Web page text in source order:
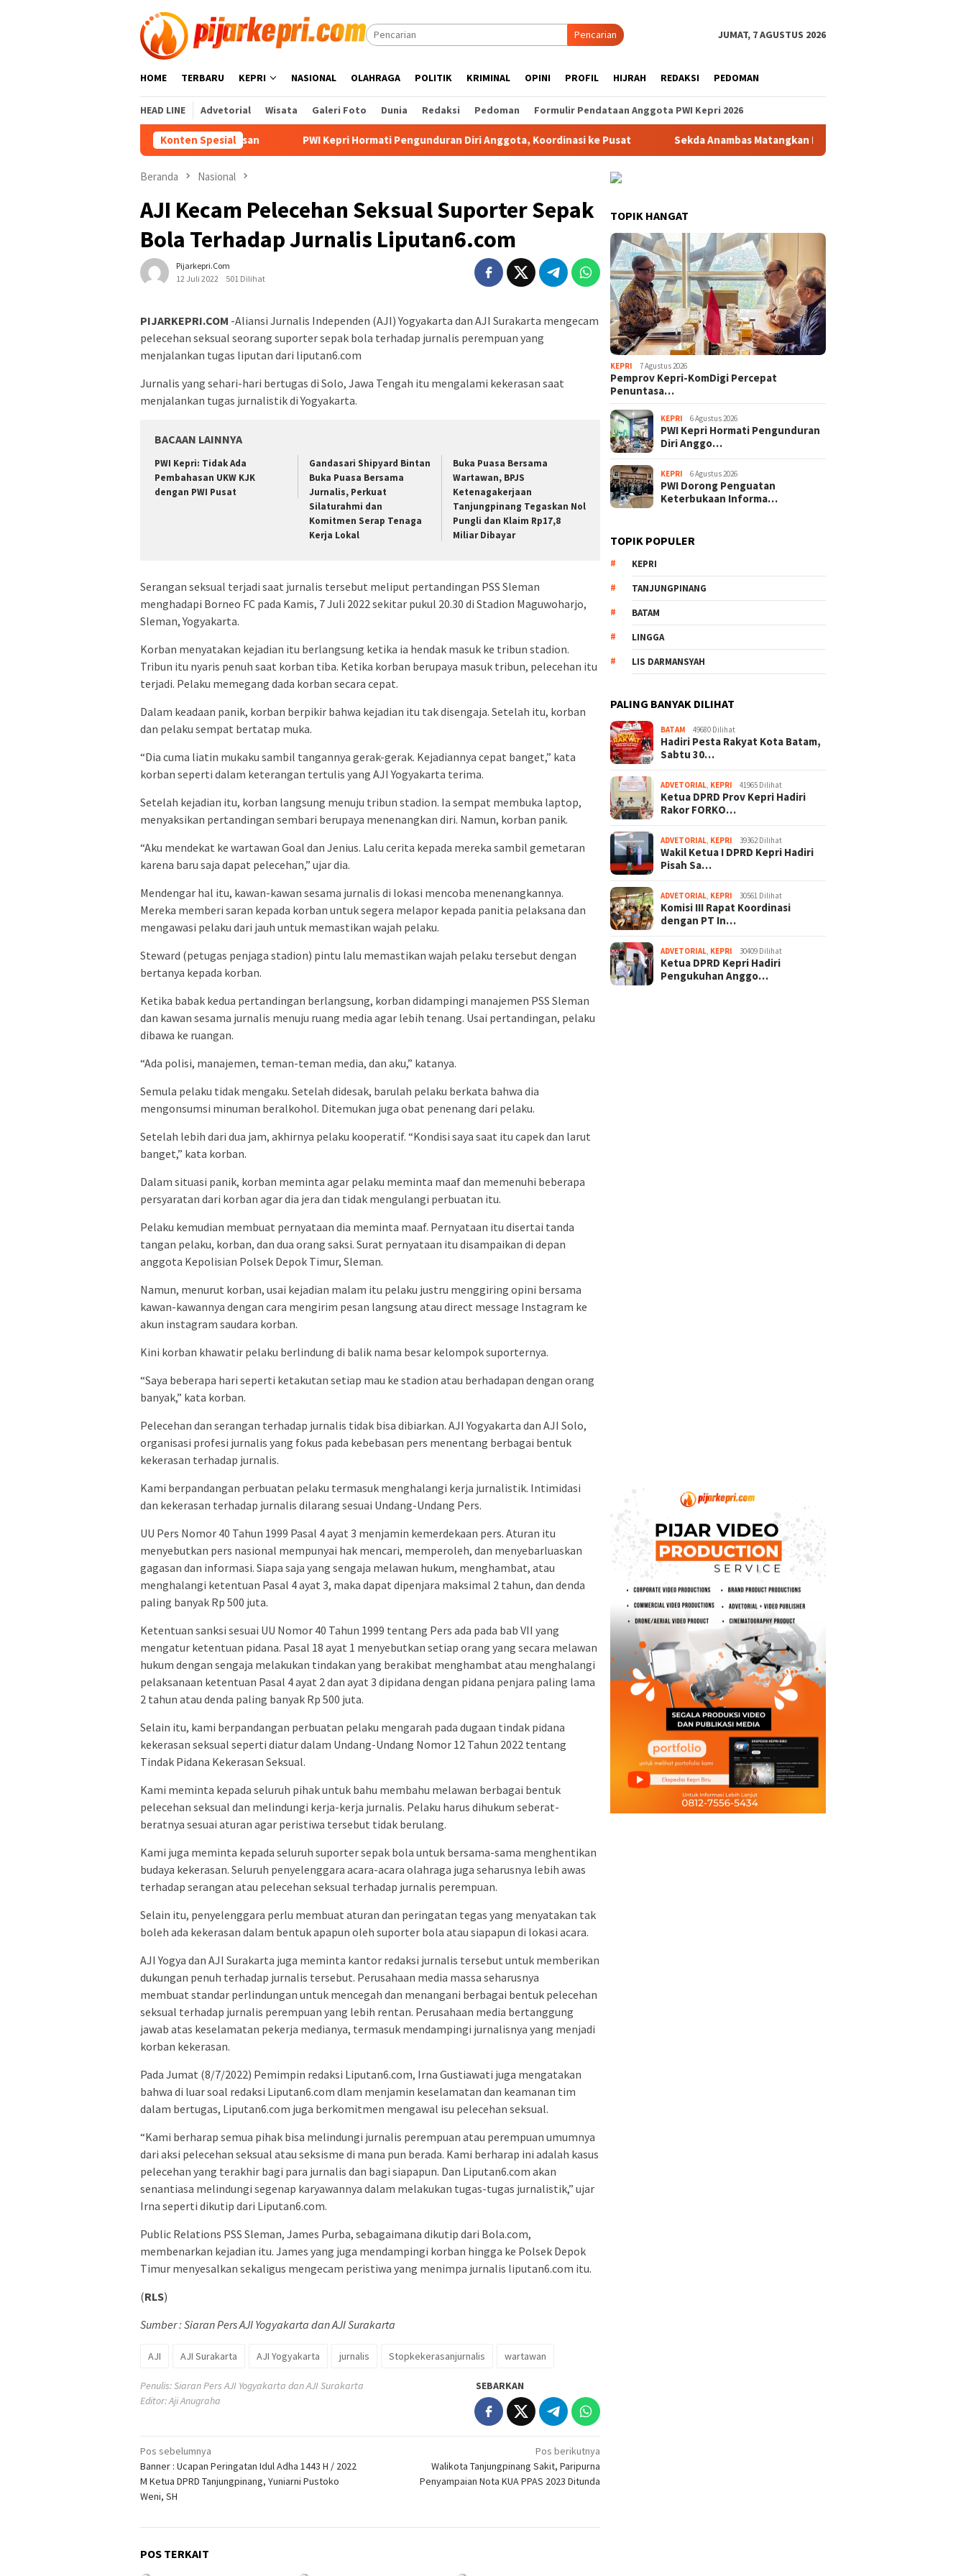
Pencarian JUMAT, 7 AGUSTUS 2026
HOME TERBARU KEPRI NASIONAL OLAHRAGA POLITIK KRIMINAL OPINI PROFIL HIJRAH REDAKSI PEDOMAN
HEAD LINE Advetorial Wisata Galeri Foto Dunia Redaksi Pedoman Formulir Pendataan Anggota PWI Kepri 2026
Konten Spesial
Blank Spot di Perbatasan PWI Kepri Hormati Pengunduran Diri Anggota, Koordinasi ke Pusat Sekda Anambas Matangkan Persiapan HUT ke-81 RI, Formasi Podium Upacara
Beranda Nasional
AJI Kecam Pelecehan Seksual Suporter Sepak
Bola Terhadap Jurnalis Liputan6.com
Pijarkepri.com
12 Juli 2022
501 Dilihat
PIJARKEPRI.COM -Aliansi Jurnalis Independen (AJI) Yogyakarta dan AJI Surakarta mengecam
pelecehan seksual seorang suporter sepak bola terhadap jurnalis perempuan yang
menjalankan tugas liputan dari liputan6.com
Jurnalis yang sehari-hari bertugas di Solo, Jawa Tengah itu mengalami kekerasan saat
menjalankan tugas jurnalistik di Yogyakarta.
BACAAN LAINNYA
PWI Kepri: Tidak Ada
Pembahasan UKW KJK
dengan PWI Pusat
Gandasari Shipyard Bintan
Buka Puasa Bersama
Jurnalis, Perkuat
Silaturahmi dan
Komitmen Serap Tenaga
Kerja Lokal
Buka Puasa Bersama
Wartawan, BPJS
Ketenagakerjaan
Tanjungpinang Tegaskan Nol
Pungli dan Klaim Rp17,8
Miliar Dibayar
Serangan seksual terjadi saat jurnalis tersebut meliput pertandingan PSS Sleman
menghadapi Borneo FC pada Kamis, 7 Juli 2022 sekitar pukul 20.30 di Stadion Maguwoharjo,
Sleman, Yogyakarta.
Korban menyatakan kejadian itu berlangsung ketika ia hendak masuk ke tribun stadion.
Tribun itu nyaris penuh saat korban tiba. Ketika korban berupaya masuk tribun, pelecehan itu
terjadi. Pelaku memegang dada korban secara cepat.
Dalam keadaan panik, korban berpikir bahwa kejadian itu tak disengaja. Setelah itu, korban
dan pelaku sempat bertatap muka.
“Dia cuma liatin mukaku sambil tangannya gerak-gerak. Kejadiannya cepat banget,” kata
korban seperti dalam keterangan tertulis yang AJI Yogyakarta terima.
Setelah kejadian itu, korban langsung menuju tribun stadion. Ia sempat membuka laptop,
menyaksikan pertandingan sembari berupaya menenangkan diri. Namun, korban panik.
“Aku mendekat ke wartawan Goal dan Jenius. Lalu cerita kepada mereka sambil gemetaran
karena baru saja dapat pelecehan,” ujar dia.
Mendengar hal itu, kawan-kawan sesama jurnalis di lokasi mencoba menenangkannya.
Mereka memberi saran kepada korban untuk segera melapor kepada panitia pelaksana dan
mengawasi pelaku dari jauh untuk memastikan wajah pelaku.
Steward (petugas penjaga stadion) pintu lalu memastikan wajah pelaku tersebut dengan
bertanya kepada korban.
Ketika babak kedua pertandingan berlangsung, korban didampingi manajemen PSS Sleman
dan kawan sesama jurnalis menuju ruang media agar lebih tenang. Usai pertandingan, pelaku
dibawa ke ruangan.
“Ada polisi, manajemen, teman-teman media, dan aku,” katanya.
Semula pelaku tidak mengaku. Setelah didesak, barulah pelaku berkata bahwa dia
mengonsumsi minuman beralkohol. Ditemukan juga obat penenang dari pelaku.
Setelah lebih dari dua jam, akhirnya pelaku kooperatif. “Kondisi saya saat itu capek dan larut
banget,” kata korban.
Dalam situasi panik, korban meminta agar pelaku meminta maaf dan memenuhi beberapa
persyaratan dari korban agar dia jera dan tidak mengulangi perbuatan itu.
Pelaku kemudian membuat pernyataan dia meminta maaf. Pernyataan itu disertai tanda
tangan pelaku, korban, dan dua orang saksi. Surat pernyataan itu disampaikan di depan
anggota Kepolisian Polsek Depok Timur, Sleman.
Namun, menurut korban, usai kejadian malam itu pelaku justru menggiring opini bersama
kawan-kawannya dengan cara mengirim pesan langsung atau direct message Instagram ke
akun instagram saudara korban.
Kini korban khawatir pelaku berlindung di balik nama besar kelompok suporternya.
“Saya beberapa hari seperti ketakutan setiap mau ke stadion atau berhadapan dengan orang
banyak,” kata korban.
Pelecehan dan serangan terhadap jurnalis tidak bisa dibiarkan. AJI Yogyakarta dan AJI Solo,
organisasi profesi jurnalis yang fokus pada kebebasan pers menentang berbagai bentuk
kekerasan terhadap jurnalis.
Kami berpandangan perbuatan pelaku termasuk menghalangi kerja jurnalistik. Intimidasi
dan kekerasan terhadap jurnalis dilarang sesuai Undang-Undang Pers.
UU Pers Nomor 40 Tahun 1999 Pasal 4 ayat 3 menjamin kemerdekaan pers. Aturan itu
menyebutkan pers nasional mempunyai hak mencari, memperoleh, dan menyebarluaskan
gagasan dan informasi. Siapa saja yang sengaja melawan hukum, menghambat, atau
menghalangi ketentuan Pasal 4 ayat 3, maka dapat dipenjara maksimal 2 tahun, dan denda
paling banyak Rp 500 juta.
Ketentuan sanksi sesuai UU Nomor 40 Tahun 1999 tentang Pers ada pada bab VII yang
mengatur ketentuan pidana. Pasal 18 ayat 1 menyebutkan setiap orang yang secara melawan
hukum dengan sengaja melakukan tindakan yang berakibat menghambat atau menghalangi
pelaksanaan ketentuan Pasal 4 ayat 2 dan ayat 3 dipidana dengan pidana penjara paling lama
2 tahun atau denda paling banyak Rp 500 juta.
Selain itu, kami berpandangan perbuatan pelaku mengarah pada dugaan tindak pidana
kekerasan seksual seperti diatur dalam Undang-Undang Nomor 12 Tahun 2022 tentang
Tindak Pidana Kekerasan Seksual.
Kami meminta kepada seluruh pihak untuk bahu membahu melawan berbagai bentuk
pelecehan seksual dan melindungi kerja-kerja jurnalis. Pelaku harus dihukum seberat-
beratnya sesuai aturan agar peristiwa tersebut tidak berulang.
Kami juga meminta kepada seluruh suporter sepak bola untuk bersama-sama menghentikan
budaya kekerasan. Seluruh penyelenggara acara-acara olahraga juga seharusnya lebih awas
terhadap serangan atau pelecehan seksual terhadap jurnalis perempuan.
Selain itu, penyelenggara perlu membuat aturan dan peringatan tegas yang menyatakan tak
boleh ada kekerasan dalam bentuk apapun oleh suporter bola atau siapapun di lokasi acara.
AJI Yogya dan AJI Surakarta juga meminta kantor redaksi jurnalis tersebut untuk memberikan
dukungan penuh terhadap jurnalis tersebut. Perusahaan media massa seharusnya
membuat standar perlindungan untuk mencegah dan menangani berbagai bentuk pelecehan
seksual terhadap jurnalis perempuan yang lebih rentan. Perusahaan media bertanggung
jawab atas keselamatan pekerja medianya, termasuk mendampingi jurnalisnya yang menjadi
korban kekerasan.
Pada Jumat (8/7/2022) Pemimpin redaksi Liputan6.com, Irna Gustiawati juga mengatakan
bahwa di luar soal redaksi Liputan6.com dlam menjamin keselamatan dan keamanan tim
dalam bertugas, Liputan6.com juga berkomitmen mengawal isu pelecehan seksual.
“Kami berharap semua pihak bisa melindungi jurnalis perempuan atau perempuan umumnya
dari aksi pelecehan seksual atau seksisme di mana pun berada. Kami berharap ini adalah kasus
pelecehan yang terakhir bagi para jurnalis dan bagi siapapun. Dan Liputan6.com akan
senantiasa melindungi segenap karyawannya dalam melakukan tugas-tugas jurnalistik,” ujar
Irna seperti dikutip dari Liputan6.com.
Public Relations PSS Sleman, James Purba, sebagaimana dikutip dari Bola.com,
membenarkan kejadian itu. James yang juga mendampingi korban hingga ke Polsek Depok
Timur menyesalkan sekaligus mengecam peristiwa yang menimpa jurnalis liputan6.com itu.
(RLS)
Sumber : Siaran Pers AJI Yogyakarta dan AJI Surakarta
AJI AJI Surakarta AJI Yogyakarta jurnalis Stopkekerasanjurnalis wartawan
Penulis: Siaran Pers AJI Yogyakarta dan AJI Surakarta
Editor: Aji Anugraha
SEBARKAN
Navigasi
pos
Pos sebelumnya
Banner : Ucapan Peringatan Idul Adha 1443 H / 2022
M Ketua DPRD Tanjungpinang, Yuniarni Pustoko
Weni, SH
Pos berikutnya
Walikota Tanjungpinang Sakit, Paripurna
Penyampaian Nota KUA PPAS 2023 Ditunda
POS TERKAIT
TOPIK HANGAT
KEPRI 7 Agustus 2026
Pemprov Kepri-KomDigi Percepat
Penuntasa…
KEPRI 6 Agustus 2026
PWI Kepri Hormati Pengunduran
Diri Anggo…
KEPRI 6 Agustus 2026
PWI Dorong Penguatan
Keterbukaan Informa…
TOPIK POPULER
KEPRI
TANJUNGPINANG
BATAM
LINGGA
LIS DARMANSYAH
PALING BANYAK DILIHAT
BATAM 49680 Dilihat
Hadiri Pesta Rakyat Kota Batam,
Sabtu 30…
ADVETORIAL KEPRI 41965 Dilihat
Ketua DPRD Prov Kepri Hadiri
Rakor FORKO…
ADVETORIAL KEPRI 39362 Dilihat
Wakil Ketua I DPRD Kepri Hadiri
Pisah Sa…
ADVETORIAL KEPRI 30561 Dilihat
Komisi III Rapat Koordinasi
dengan PT In…
ADVETORIAL KEPRI 30409 Dilihat
Ketua DPRD Kepri Hadiri
Pengukuhan Anggo…